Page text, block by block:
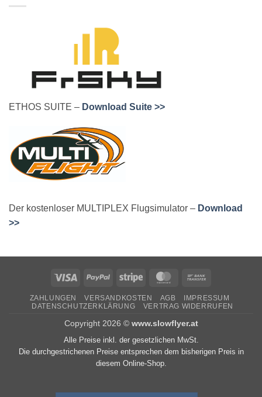
ETHOS SUITE – Download Suite >>
Der kostenloser MULTIPLEX Flugsimulator – Download
>>
Visa PayPal Stripe MasterCard
ZAHLUNGEN VERSANDKOSTEN AGB
IMPRESSUM
DATENSCHUTZERKLÄRUNG
VERTRAG WIDERRUFEN
Copyright 2026 © www.slowflyer.at
Alle Preise inkl. der gesetzlichen MwSt.
Die durchgestrichenen Preise entsprechen dem bisherigen Preis in
diesem Online-Shop.